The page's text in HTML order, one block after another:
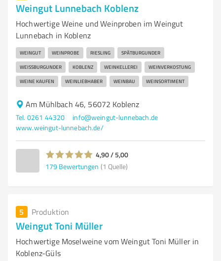
Weingut Lunnebach Koblenz
Hochwertige Weine und Weinproben im Weingut
Lunnebach in Koblenz
WEINGUT WEINPROBE RIESLING SPÄTBURGUNDER
WEISSBURGUNDER KOBLENZ WEINKELLEREI WEINVERKOSTUNG
WEINE KAUFEN WEINLIEBHABER WEINBAU WEINSORTIMENT
Am Mühlbach 46, 56072 Koblenz
Tel. 0261 44320
info@weingut-lunnebach.de
www.weingut-lunnebach.de/
4,90 / 5,00
179 Bewertungen (1 Quelle)
5 Produktion
Weingut Toni Müller
Hochwertige Moselweine vom Weingut Toni Müller in
Koblenz-Güls